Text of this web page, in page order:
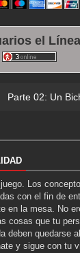
el Línea
Parte 02: Un
Los
con el fin de
en la mesa. No
cosas que tu
deben quedarse
y sigue con tu